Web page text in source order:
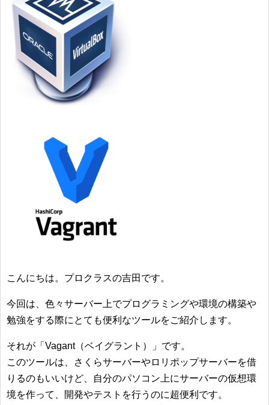
こんにちは。プロクラスの吉田です。
今回は、色々サーバー上でプログラミングや環境の構築や
勉強をする際にとても便利なツールをご紹介します。
それが「Vagant（ベイグラント）」です。
このツールは、さくらサーバーやロリポップサーバーを借
りるのもいいけど、自分のパソコン上にサーバーの仮想環
境を作って、開発やテストを行うのに超便利です。